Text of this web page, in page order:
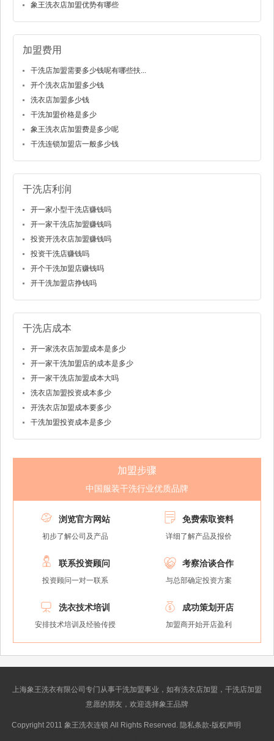
象王洗衣店加盟优势有哪些
加盟费用
干洗店加盟需要多少钱呢有哪些扶...
开个洗衣店加盟多少钱
洗衣店加盟多少钱
干洗加盟价格是多少
象王洗衣店加盟费是多少呢
干洗连锁加盟店一般多少钱
干洗店利润
开一家小型干洗店赚钱吗
开一家干洗店加盟赚钱吗
投资开洗衣店加盟赚钱吗
投资干洗店赚钱吗
开个干洗加盟店赚钱吗
开干洗加盟店挣钱吗
干洗店成本
开一家洗衣店加盟成本是多少
开一家干洗加盟店的成本是多少
开一家干洗店加盟成本大吗
洗衣店加盟投资成本多少
开洗衣店加盟成本要多少
干洗加盟投资成本是多少
加盟步骤
中国服装干洗行业优质品牌
 浏览官方网站
初步了解公司及产品
 免费索取资料
详细了解产品及报价
 联系投资顾问
投资顾问一对一联系
 考察洽谈合作
与总部确定投资方案
 洗衣技术培训
安排技术培训及经验传授
 成功策划开店
加盟商开始开店盈利
上海象王洗衣有限公司专门从事干洗加盟事业，如有洗衣店加盟，干洗店加盟
意愿的朋友，欢迎选择象王品牌
Copyright 2011 象王洗衣连锁 All Rights Reserved. 隐私条款-版权声明